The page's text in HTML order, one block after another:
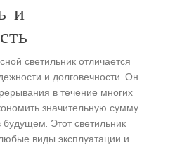
и
светильник отличается
и долговечности. Он
в течение многих
значительную сумму
Этот светильник
виды эксплуатации и